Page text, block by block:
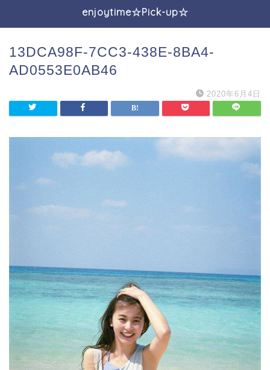
enjoytime☆Pick-up☆
13DCA98F-7CC3-438E-8BA4-
AD0553E0AB46
2020年6月4日